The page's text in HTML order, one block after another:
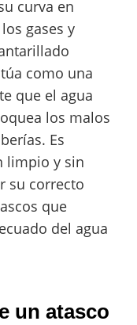
curva en
gases y
como una
que el agua
los malos
Es
limpio y sin
su correcto
que
del agua
un atasco